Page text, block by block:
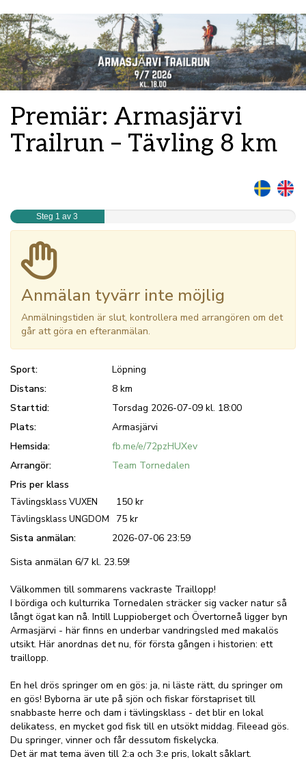
Premiär: Armasjärvi
Trailrun – Tävling 8 km
Steg 1 av 3
Anmälan tyvärr inte möjlig
Anmälningstiden är slut, kontrollera med arrangören om det
går att göra en efteranmälan.
Sport:
Löpning
Distans:
8 km
Starttid:
Torsdag 2026-07-09 kl. 18:00
Plats:
Armasjärvi
Hemsida:
fb.me/e/72pzHUXev
Arrangör:
Team Tornedalen
Pris per klass
Tävlingsklass VUXEN 150 kr
Tävlingsklass UNGDOM
75 kr
Sista anmälan:
2026-07-06 23:59
Sista anmälan 6/7 kl. 23.59!
Välkommen till sommarens vackraste Traillopp!
I bördiga och kulturrika Tornedalen sträcker sig vacker natur så
långt ögat kan nå. Intill Luppioberget och Övertorneå ligger byn
Armasjärvi - här finns en underbar vandringsled med makalös
utsikt. Här anordnas det nu, för första gången i historien: ett
traillopp.
En hel drös springer om en gös: ja, ni läste rätt, du springer om
en gös! Byborna är ute på sjön och fiskar förstapriset till
snabbaste herre och dam i tävlingsklass - det blir en lokal
delikatess, en mycket god fisk till en utsökt middag. Fileead gös.
Du springer, vinner och får dessutom fiskelycka.
Det är mat tema även till 2:a och 3:e pris, lokalt såklart.